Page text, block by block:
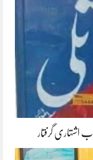
اشتہاری گرفتار